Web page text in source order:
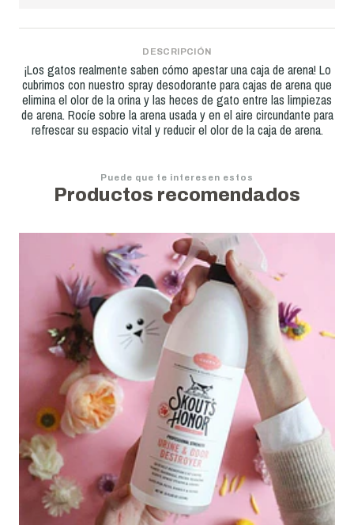
DESCRIPCIÓN
¡Los gatos realmente saben cómo apestar una caja de arena! Lo
cubrimos con nuestro spray desodorante para cajas de arena que
elimina el olor de la orina y las heces de gato entre las limpiezas
de arena. Rocíe sobre la arena usada y en el aire circundante para
refrescar su espacio vital y reducir el olor de la caja de arena.
Puede que te interesen estos
Productos recomendados